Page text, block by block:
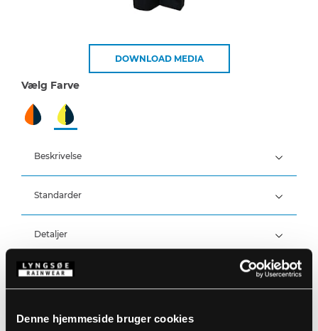
Denne hjemmeside bruger cookies
DOWNLOAD MEDIA
Vælg Farve
Beskrivelse
100% Polyester, PU belægning, 210 g/m²
Vind- og vandtæt
Vandtæthed: >20.000 MM
Standarder
Detaljer
Produktdata
Varenummer: FR-LR3059-53/03